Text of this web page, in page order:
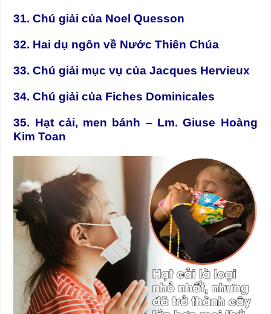
31. Chú giải của Noel Quesson
32. Hai dụ ngôn về Nước Thiên Chúa
33. Chú giải mục vụ của Jacques Hervieux
34. Chú giải của Fiches Dominicales
35. Hạt cải, men bánh – Lm. Giuse Hoàng
Kim Toan